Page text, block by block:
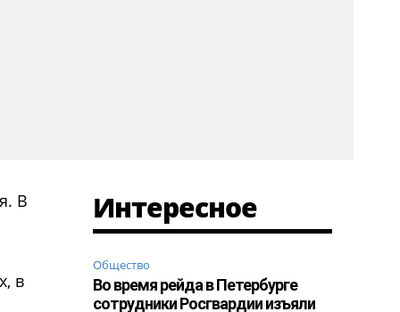
В
в
Интересное
Общество
Во время рейда в Петербурге
сотрудники Росгвардии изъяли